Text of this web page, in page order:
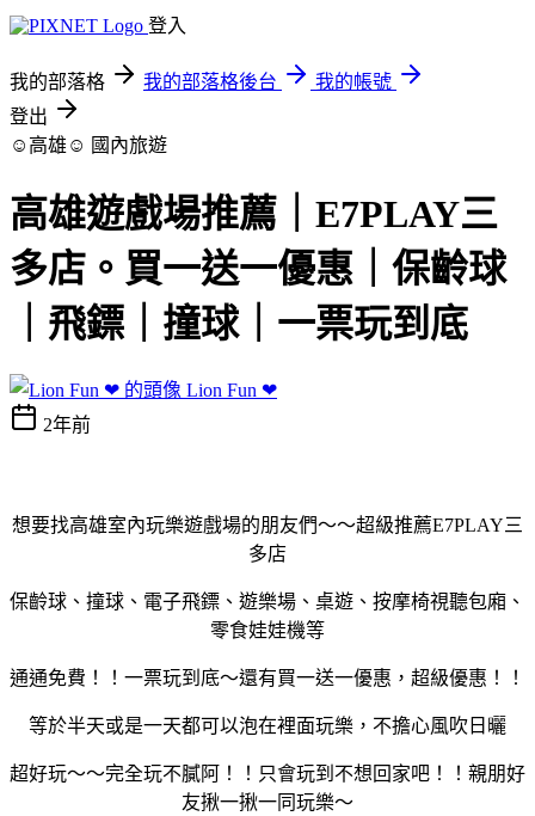
登入
我的部落格 我的部落格後台
我的帳號
登出
☺高雄☺ 國內旅遊
高雄遊戲場推薦｜E7PLAY三
多店。買一送一優惠｜保齡球
｜飛鏢｜撞球｜一票玩到底
Lion Fun ❤
2年前
想要找高雄室內玩樂遊戲場的朋友們～～超級推薦E7PLAY三
多店
保齡球、撞球、電子飛鏢、遊樂場、桌遊、按摩椅視聽包廂、
零食娃娃機等
通通免費！！一票玩到底～還有買一送一優惠，超級優惠！！
等於半天或是一天都可以泡在裡面玩樂，不擔心風吹日曬
超好玩～～完全玩不膩阿！！只會玩到不想回家吧！！親朋好
友揪一揪一同玩樂～